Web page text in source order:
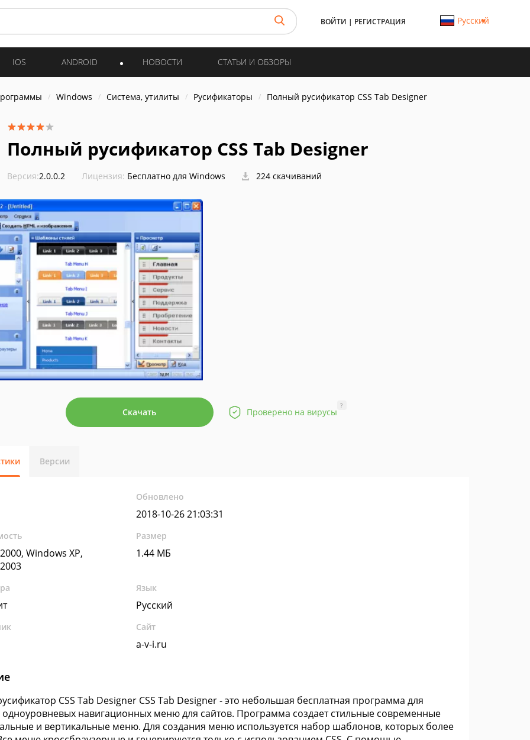
ВОЙТИ | РЕГИСТРАЦИЯ Русский
IOS ANDROID НОВОСТИ СТАТЬИ И ОБЗОРЫ
Windows Система, утилиты Русификаторы Полный русификатор CSS Tab Designer
Полный русификатор CSS Tab Designer
Версия:2.0.0.2 Лицензия: Бесплатно для Windows 224 скачиваний
Скачать Проверено на вирусы
?
Версии
Обновлено
2018-10-26 21:03:31
Windows XP,
Размер
1.44 МБ
Язык
Русский
Сайт
a-v-i.ru
CSS Tab Designer CSS Tab Designer - это небольшая бесплатная программа для
одноуровневых навигационных меню для сайтов. Программа создает стильные современные
и вертикальные меню. Для создания меню используется набор шаблонов, которых более